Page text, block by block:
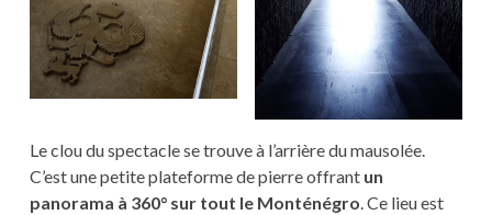
Le clou du spectacle se trouve à l’arrière du mausolée.
C’est une petite plateforme de pierre offrant un
panorama à 360° sur tout le Monténégro. Ce lieu est